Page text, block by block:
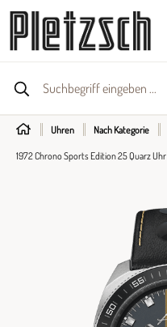
Uhren Nach Kategorie
1972 Chrono Sports Edition 25 Quarz Uhr